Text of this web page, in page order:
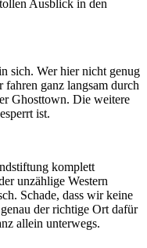
Ausblick in den
sich. Wer hier nicht genug
ganz langsam durch
Ghosttown. Die weitere
ist.
komplett
unzählige Western
Schade, dass wir keine
der richtige Ort dafür
allein unterwegs.